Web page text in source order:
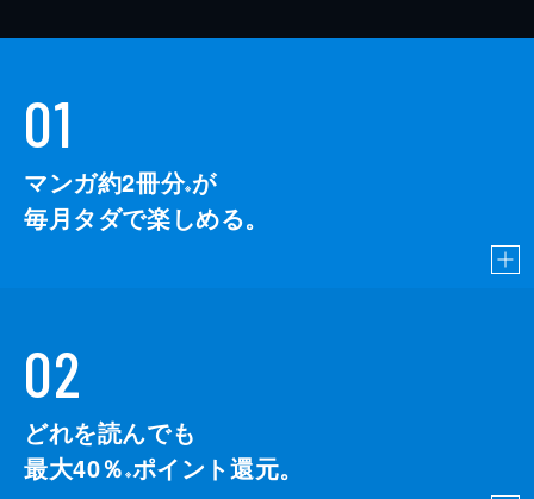
01
マンガ約2冊分※が
毎月タダで楽しめる。
02
どれを読んでも
最大40％ ※ポイント還元。